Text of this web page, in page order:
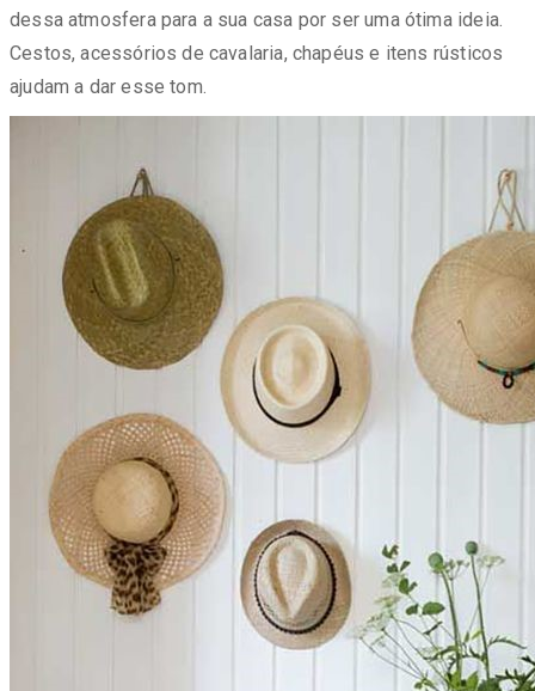
dessa atmosfera para a sua casa por ser uma ótima ideia.
Cestos, acessórios de cavalaria, chapéus e itens rústicos
ajudam a dar esse tom.